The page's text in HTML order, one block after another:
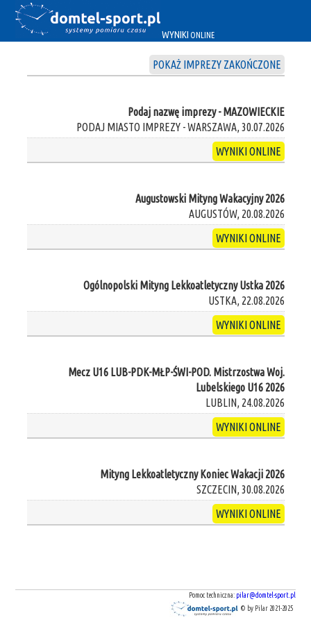
WYNIKI ONLINE
POKAŻ IMPREZY ZAKOŃCZONE
Podaj nazwę imprezy - MAZOWIECKIE
PODAJ MIASTO IMPREZY - WARSZAWA, 30.07.2026
WYNIKI ONLINE
Augustowski Mityng Wakacyjny 2026
AUGUSTÓW, 20.08.2026
WYNIKI ONLINE
Ogólnopolski Mityng Lekkoatletyczny Ustka 2026
USTKA, 22.08.2026
WYNIKI ONLINE
Mecz U16 LUB-PDK-MŁP-ŚWI-POD. Mistrzostwa Woj.
Lubelskiego U16 2026
LUBLIN, 24.08.2026
WYNIKI ONLINE
Mityng Lekkoatletyczny Koniec Wakacji 2026
SZCZECIN, 30.08.2026
WYNIKI ONLINE
Pomoc techniczna: pilar@domtel-sport.pl
© by Pilar 2021-2025